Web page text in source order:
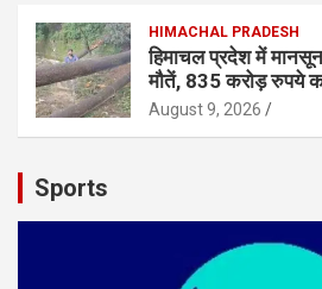
HIMACHAL PRADESH
हिमाचल प्रदेश में
मौतें, 835 करोड़ रुपये
August 9, 2026
Sports